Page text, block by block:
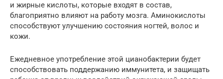
и жирные кислоты, которые входят в состав,
благоприятно влияют на работу мозга. Аминокислоты
способствуют улучшению состояния ногтей, волос и
кожи.
Ежедневное употребление этой цианобактерии будет
способствовать поддержанию иммунитета, и защищать